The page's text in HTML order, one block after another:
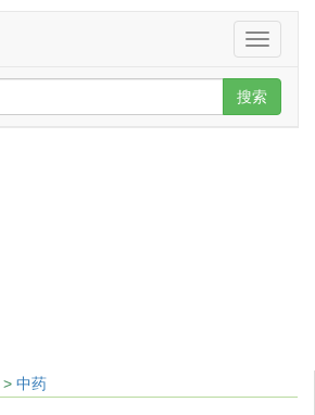
Toggle
搜索
> 中药